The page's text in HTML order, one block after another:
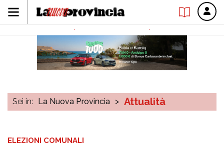
Sei in: La Nuova Provincia > Attualità
ELEZIONI COMUNALI